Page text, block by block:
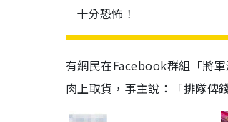
十分恐怖！
有網民在Facebook群組「將
肉上取貨，事主說：「排隊俾